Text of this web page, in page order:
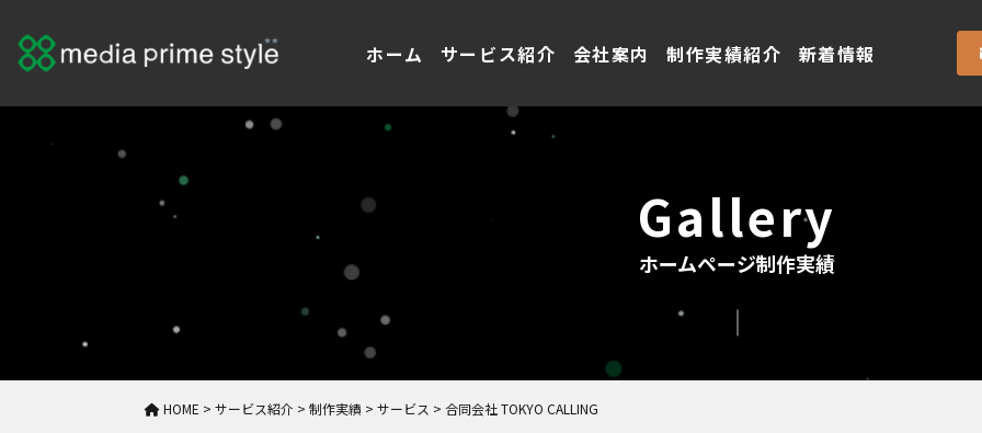
ホーム サービス紹介 会社案内 制作実績紹介 新着情報
Gallery
ホームページ制作実績
HOME > サービス紹介 > 制作実績 > サービス > 合同会社 TOKYO CALLING